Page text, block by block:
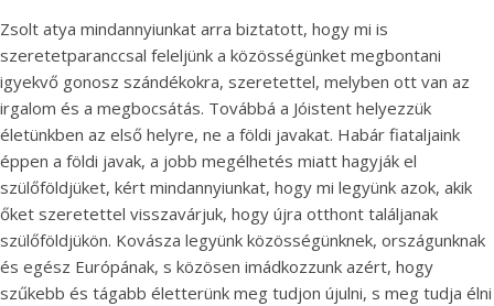
Zsolt atya mindannyiunkat arra biztatott, hogy mi is
szeretetparanccsal feleljünk a közösségünket megbontani
igyekvő gonosz szándékokra, szeretettel, melyben ott van az
irgalom és a megbocsátás. Továbbá a Jóistent helyezzük
életünkben az első helyre, ne a földi javakat. Habár fiataljaink
éppen a földi javak, a jobb megélhetés miatt hagyják el
szülőföldjüket, kért mindannyiunkat, hogy mi legyünk azok, akik
őket szeretettel visszavárjuk, hogy újra otthont találjanak
szülőföldjükön. Kovásza legyünk közösségünknek, országunknak
és egész Európának, s közösen imádkozzunk azért, hogy
szűkebb és tágabb életterünk meg tudjon újulni, s meg tudja élni